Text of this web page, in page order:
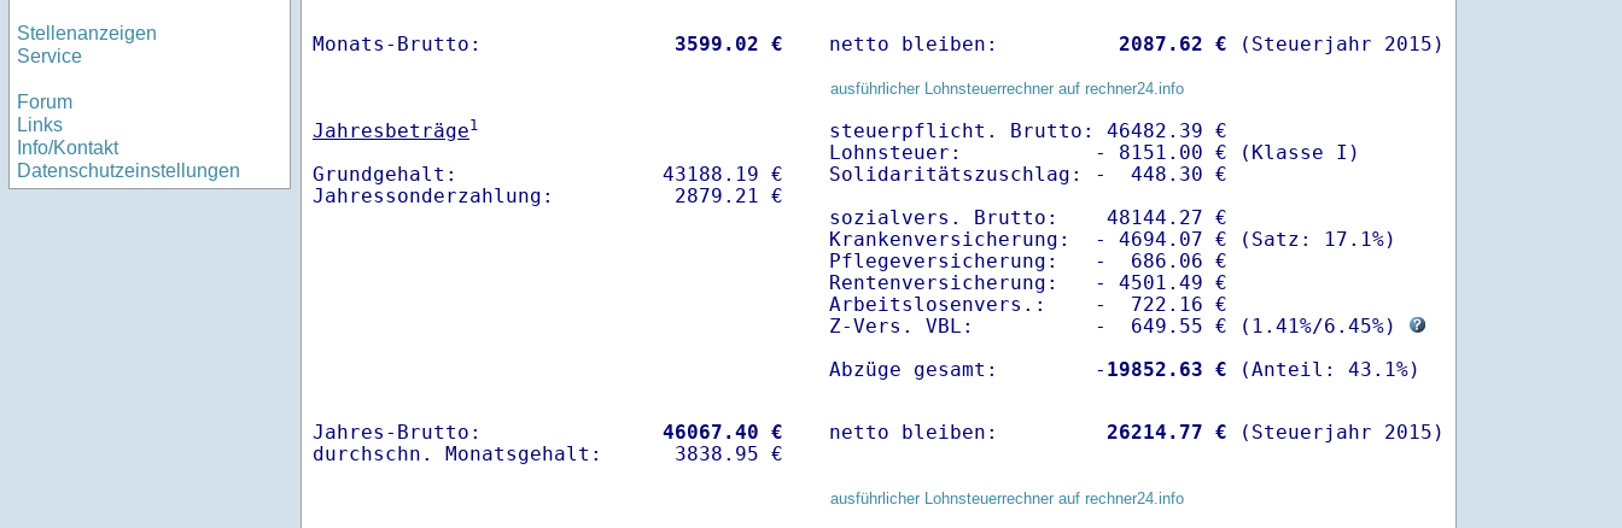
Stellenanzeigen
Service
Forum
Links
Info/Kontakt
Datenschutzeinstellungen
Monats-Brutto: 3599.02 € netto bleiben: 2087.62 € (Steuerjahr 2015)
ausführlicher Lohnsteuerrechner auf rechner24.info
Jahresbeträge1
Grundgehalt:                 43188.19 €
steuerpflicht. Brutto: 46482.39 €
Lohnsteuer:           - 8151.00 € (Klasse I)
Solidaritätszuschlag: -  448.30 €
sozialvers. Brutto:    48144.27 €
Krankenversicherung:  - 4694.07 € (Satz: 17.1%)
Pflegeversicherung:   -  686.06 €
Rentenversicherung:   - 4501.49 €
Arbeitslosenvers.:    -  722.16 €
Z-Vers. VBL:          -  649.55 € ( 1.41%/6.45%)
Abzüge gesamt:        - 19852.63 €
Jahres-Brutto: 46067.40 €
netto bleiben: 26214.77 € (Steuerjahr 2015)
ausführlicher Lohnsteuerrechner auf rechner24.info